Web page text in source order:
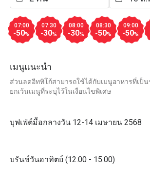
07:00
-50%
07:30
-30%
08:00
-30%
08:30
-50%
09:00
-50%
เมนูแนะนำ
ส่วนลดอีททิโก้สามารถใช้ได้กับเมนูอาหารที่เป็
ยกเว้นเมนูที่ระบุไว้ในเงื่อนไขพิเศษ
บุฟเฟ่ต์มื้อกลางวัน 12-14 เมษายน 2568
บรันช์วันอาทิตย์ (12.00 - 15.00)